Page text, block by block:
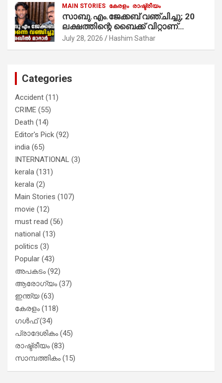
MAIN STORIES കേരളം രാഷ്ട്രീയം
സാബു.എം.ജേക്കബ് വഞ്ചിച്ചു; 20
ലക്ഷത്തിന്റെ ബൈക്ക് വിറ്റാണ്
തൃക്കാക്കരയില്‍ മത്സരിച്ചത്!
നേട്ടത്തിനുള്ള പാര്‍ട്ടി; ഇപ്പോള്‍
July 28, 2026 Hashim Sathar
Categories
Accident (11)
CRIME (55)
Death (14)
Editor's Pick (92)
india (65)
INTERNATIONAL (3)
kerala (131)
kerala (2)
Main Stories (107)
movie (12)
must read (56)
national (13)
politics (3)
Popular (43)
അപകടം(92)
ആരോഗ്യം(37)
ഇന്ത്യ(63)
കേരളം(118)
ഗൾഫ്(34)
പ്രാദേശികം(45)
രാഷ്ട്രീയം(83)
സാമ്പത്തികം(15)